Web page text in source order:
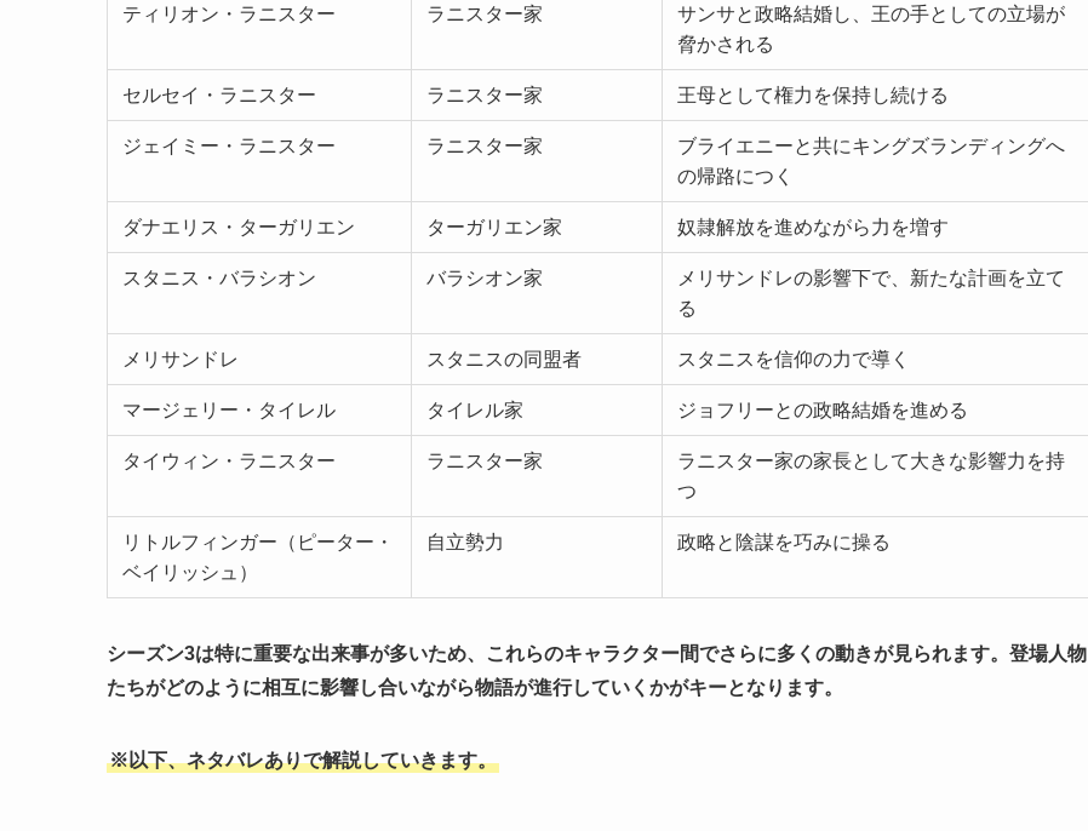
ティリオン・ラニスター ラニスター家
サンサと政略結婚し、王の手としての立場が
脅かされる
セルセイ・ラニスター ラニスター家 王母として権力を保持し続ける
ジェイミー・ラニスター ラニスター家
ブライエニーと共にキングズランディングへ
の帰路につく
ダナエリス・ターガリエン ターガリエン家 奴隷解放を進めながら力を増す
スタニス・バラシオン バラシオン家
メリサンドレの影響下で、新たな計画を立て
る
メリサンドレ スタニスの同盟者 スタニスを信仰の力で導く
マージェリー・タイレル タイレル家 ジョフリーとの政略結婚を進める
タイウィン・ラニスター ラニスター家
ラニスター家の家長として大きな影響力を持
つ
リトルフィンガー（ピーター・
ベイリッシュ）
自立勢力 政略と陰謀を巧みに操る
シーズン3は特に重要な出来事が多いため、これらのキャラクター間でさらに多くの動きが見られます。登場人物
たちがどのように相互に影響し合いながら物語が進行していくかがキーとなります。
※以下、ネタバレありで解説していきます。